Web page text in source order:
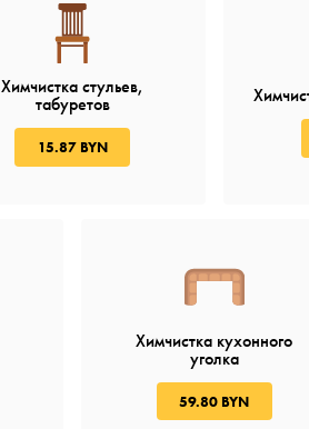
Химчистка стульев,
табуретов
15.87 BYN
Химчистка кухонного
уголка
59.80 BYN